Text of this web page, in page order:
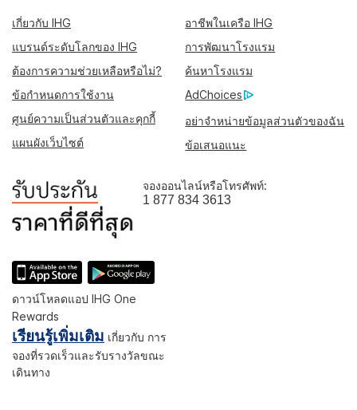
เกี่ยวกับ IHG
อาชีพในเครือ IHG
แบรนด์ระดับโลกของ IHG
การพัฒนาโรงแรม
ต้องการความช่วยเหลือหรือไม่?
ค้นหาโรงแรม
ข้อกำหนดการใช้งาน
AdChoices
ศูนย์ความเป็นส่วนตัวและคุกกี้
อย่าจำหน่ายข้อมูลส่วนตัวของฉัน
แผนผังเว็บไซต์
ข้อเสนอแนะ
จองออนไลน์หรือโทรศัพท์:
1 877 834 3613
ดาวน์โหลดแอป IHG One
Rewards
เรียนรู้เพิ่มเติม เกี่ยวกับ การ
จองที่รวดเร็วและรับรางวัลขณะ
เดินทาง